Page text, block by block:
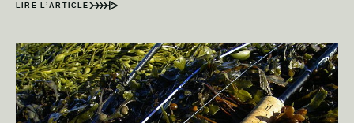
LIRE L’ARTICLE